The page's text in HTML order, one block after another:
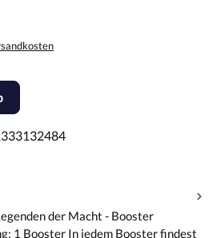
Wert ein oder benutze die
der Macht - Booster
1 Booster In jedem Booster findest